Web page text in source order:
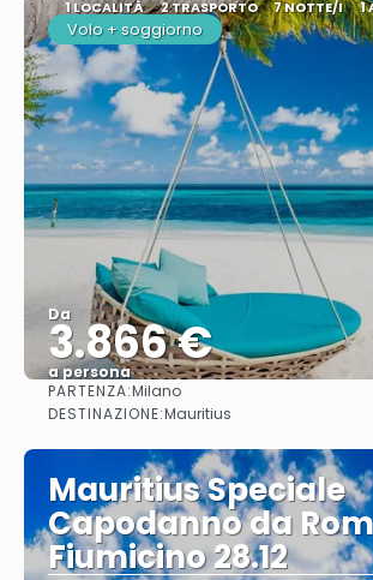
1 LOCALITÀ 2 TRASPORTO 7 NOTTE/I 1
Volo + soggiorno
Da
3.866 €
a persona
PARTENZA:Milano
DESTINAZIONE:Mauritius
Mauritius Speciale
Capodanno da
Fiumicino 28.12